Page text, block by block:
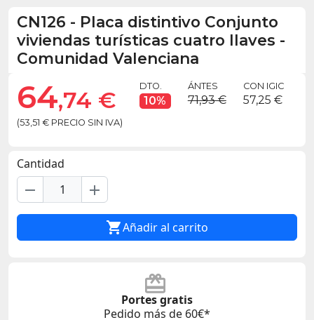
CN126 - Placa distintivo Conjunto
viviendas turísticas cuatro llaves -
Comunidad Valenciana
64,74 €
(53,51 € PRECIO SIN IVA)
DTO.
10%
ÁNTES
71,93 €
CON IGIC
57,25 €
Cantidad
remove add
Añadir al carrito
Portes gratis
Pedido más de 60€*